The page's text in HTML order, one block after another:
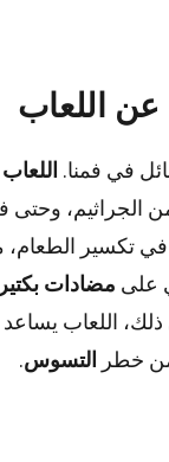
اللعاب
في فمنا. اللعاب
الجراثيم، وحتى
تكسير الطعام،
على مضادات
ذلك، اللعاب
من خطر
التسوس.